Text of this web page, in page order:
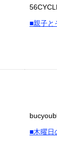
■親子と
■木曜日